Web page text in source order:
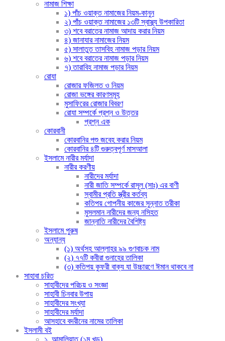
নামাজ শিক্ষা
১) পাঁচ ওয়াক্ত নামাজের নিয়ম-কানুন
২) পাঁচ ওয়াক্ত নামাজের ১৩টি স্বাস্থ্য উপকারিতা
৩) শবে বরাতের নামাজ আদায় করার নিয়ম
৪) জানাযার নামাজের নিয়ম
৫) সালাতুত তাসবিহ নামাজ পড়ার নিয়ম
৬) শবে বরাতের নামাজ পড়ার নিয়ম
৭) তারাবিহ নামাজ পড়ার নিয়ম
রোযা
রোজার ফজিলত ও নিয়ম
রোজা ভঙ্গের কারণসমূহ
মুসাফিরের রোজার বিবরণ
রোযা সম্পর্কে প্রশ্ন ও উত্তর
প্রশ্ন এক
কোরবানী
কোরবানির পশু জবেহ করার নিয়ম
কোরবানির ৪টি গুরুত্বপূর্ণ মাসআলা
ইসলামে নারীর মর্যাদা
নারীর করণীয়
নারীদের মর্যাদা
নারী জাতি সম্পর্কে রাসূল (সাঃ) এর বাণী
স্বামীর প্রতি স্ত্রীর কর্তব্য
কতিপয় গোপনীয় কাজের সুন্নাত তরীকা
মুসলমান নারীদের জন্য নসিহত
জান্নাতি নারীদের বৈশিষ্ট্য
ইসলামে পুরুষ
অন্যান্য
(১) অর্থসহ আল্লাহর ৯৯ গুণবাচক নাম
(২) ৭৭টি কবীরা গুনাহের তালিকা
(৩) কতিপয় কুফরী বাক্য যা উচ্চারণে ঈমান থাকবে না
সাহাবা চরিত
সাহাবীদের পরিচয় ও সংজ্ঞা
সাহাবী চিনবার উপায়
সাহাবীদের সংখ্যা
সাহাবীদের মর্যাদা
আসহাবে বদরীনের নামের তালিকা
ইসলামী বই
১. আমালিয়াত (১ম খন্ড)